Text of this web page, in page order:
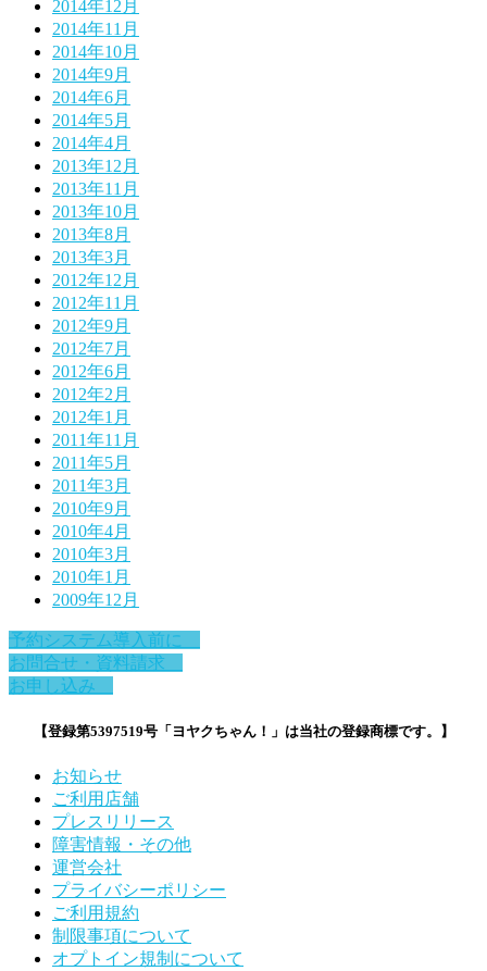
2014年12月
2014年11月
2014年10月
2014年9月
2014年6月
2014年5月
2014年4月
2013年12月
2013年11月
2013年10月
2013年8月
2013年3月
2012年12月
2012年11月
2012年9月
2012年7月
2012年6月
2012年2月
2012年1月
2011年11月
2011年5月
2011年3月
2010年9月
2010年4月
2010年3月
2010年1月
2009年12月
予約システム導入前に
お問合せ・資料請求
お申し込み
【登録第5397519号「ヨヤクちゃん！」は当社の登録商標です。】
お知らせ
ご利用店舗
プレスリリース
障害情報・その他
運営会社
プライバシーポリシー
ご利用規約
制限事項について
オプトイン規制について